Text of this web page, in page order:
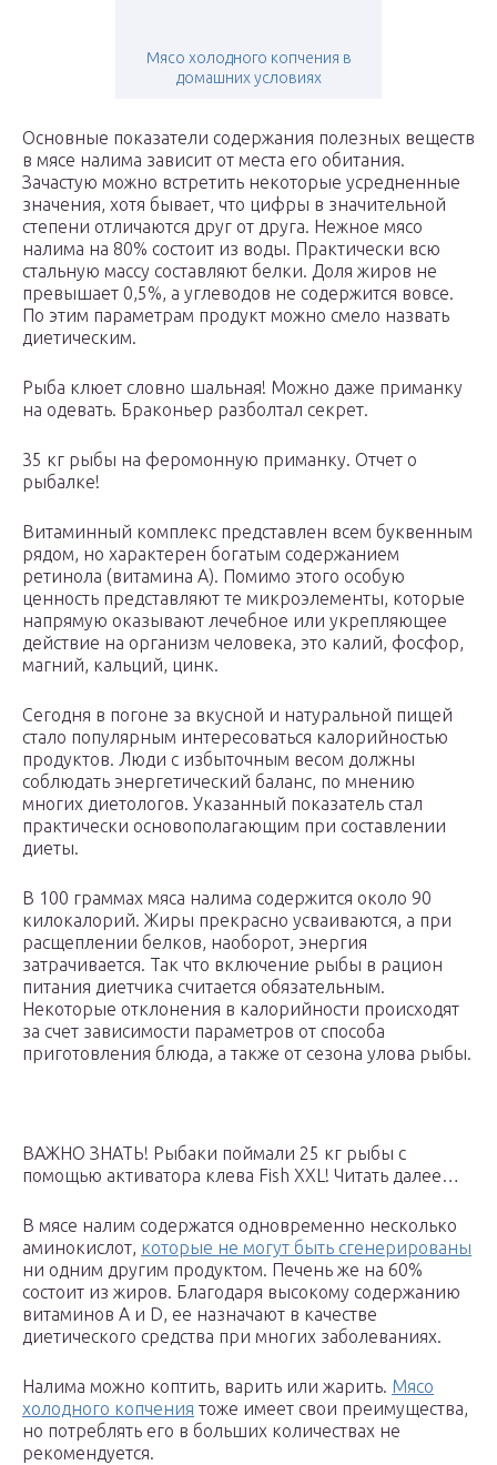
Мясо холодного копчения в
домашних условиях
Основные показатели содержания полезных веществ
в мясе налима зависит от места его обитания.
Зачастую можно встретить некоторые усредненные
значения, хотя бывает, что цифры в значительной
степени отличаются друг от друга. Нежное мясо
налима на 80% состоит из воды. Практически всю
стальную массу составляют белки. Доля жиров не
превышает 0,5%, а углеводов не содержится вовсе.
По этим параметрам продукт можно смело назвать
диетическим.
Рыба клюет словно шальная! Можно даже приманку
на одевать. Браконьер разболтал секрет.
35 кг рыбы на феромонную приманку. Отчет о
рыбалке!
Витаминный комплекс представлен всем буквенным
рядом, но характерен богатым содержанием
ретинола (витамина А). Помимо этого особую
ценность представляют те микроэлементы, которые
напрямую оказывают лечебное или укрепляющее
действие на организм человека, это калий, фосфор,
магний, кальций, цинк.
Сегодня в погоне за вкусной и натуральной пищей
стало популярным интересоваться калорийностью
продуктов. Люди с избыточным весом должны
соблюдать энергетический баланс, по мнению
многих диетологов. Указанный показатель стал
практически основополагающим при составлении
диеты.
В 100 граммах мяса налима содержится около 90
килокалорий. Жиры прекрасно усваиваются, а при
расщеплении белков, наоборот, энергия
затрачивается. Так что включение рыбы в рацион
питания диетчика считается обязательным.
Некоторые отклонения в калорийности происходят
за счет зависимости параметров от способа
приготовления блюда, а также от сезона улова рыбы.
ВАЖНО ЗНАТЬ! Рыбаки поймали 25 кг рыбы с
помощью активатора клева Fish XXL! Читать далее…
В мясе налим содержатся одновременно несколько
аминокислот, которые не могут быть сгенерированы
ни одним другим продуктом. Печень же на 60%
состоит из жиров. Благодаря высокому содержанию
витаминов А и D, ее назначают в качестве
диетического средства при многих заболеваниях.
Налима можно коптить, варить или жарить. Мясо
холодного копчения тоже имеет свои преимущества,
но потреблять его в больших количествах не
рекомендуется.